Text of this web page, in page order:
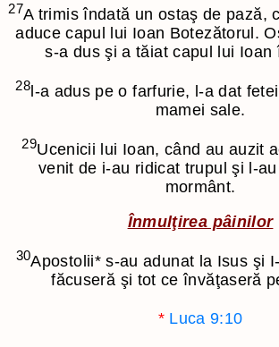
27A trimis îndată un ostaş de pază,
aduce capul lui Ioan Botezătorul.
s-a dus şi a tăiat capul lui Ioan
28 l-a adus pe o farfurie, l-a dat
mamei sale.
29Ucenicii lui Ioan, când au auzit
venit de i-au ridicat trupul şi l-
mormânt.
Înmulţirea pâinilor
30Apostolii*s-au adunat la Isus şi
făcuseră şi tot ce învăţaseră
* Luca 9:10